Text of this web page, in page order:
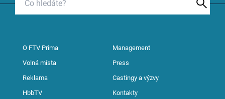
O FTV Prima Management
Volná místa Press
Reklama Castingy a výzvy
HbbTV Kontakty